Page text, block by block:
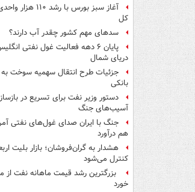
آغاز سبز بورس با رشد
کل
سدهای مهم کشور چقدر آب دارند؟
پایان ۶ دهه فعالیت غول نفتی
دریای شمال
جزئیات طرح انتقال سهمیه سوخت
بانکی
دستور وزیر نفت برای تسریع در
آسیب‌های جنگ
جنگ با ایران صدای غول‌های نفتی
هم درآورد
هشدار به گران‌فروشان؛ بازار بلیت
کنترل می‌شود
بزرگترین رشد قیمت ماهانه نفت از
خورد